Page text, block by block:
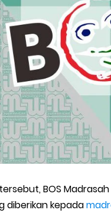
Rombel dari EMIS 4.0 ke
Keaktifan Kolektif
2026 Pemenuhan
2026/2027
& Lagu MATAMUDA
2026 bagi RA dan
BOS
diberikan kepada